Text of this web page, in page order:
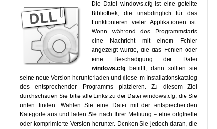
PROGRAMME
Die Datei windows.cfg ist eine geteilte
Bibliothek, die unabdinglich für das
Funktionieren vieler Applikationen ist.
Wenn während des Programmstarts
eine Nachricht mit einem Fehler
angezeigt wurde, die das Fehlen oder
eine Beschädigung der Datei
windows.cfg betrifft, dann sollten sie
seine neue Version herunterladen und diese im Installationskatalog
des entsprechenden Programms platzieren. Zu diesem Ziel
durchschauen Sie bitte alle Links zu der Datei windows.cfg, die Sie
unten finden. Wählen Sie eine Datei mit der entsprechenden
Kategorie aus und laden Sie nach Ihrer Meinung – eine originelle
oder komprimierte Version herunter. Denken Sie jedoch daran, die